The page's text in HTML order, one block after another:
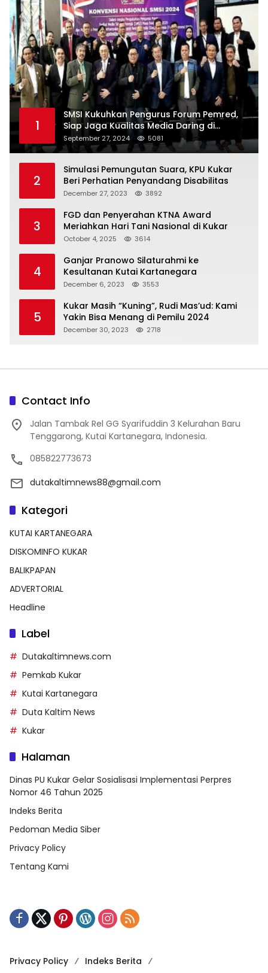
1
SMSI Kukuhkan Pengurus Forum Pemred,
Siap Jaga Kualitas Media Daring di
Indonesia
September 27, 2024 5081
2
Simulasi Pemungutan Suara, KPU Kukar
Beri Perhatian Penyandang Disabilitas
December 27, 2023 3892
3
FGD dan Penyerahan KTNA Award
Meriahkan Hari Tani Nasional di Kukar
October 4, 2025 3614
4
Ganjar Pranowo Silaturahmi ke
Kesultanan Kutai Kartanegara
December 6, 2023 3553
5
Kukar Masih “Kuning”, Rudi Mas’ud: Kami
Yakin Bisa Menang di Pemilu 2024
December 30, 2023 2718
Contact Info
Jalan Tambak Rel GG Syarifuddin 3 Kelurahan Baru
Tenggarong, Kutai Kartanegara, Indonesia.
085822773673
dutakaltimnews88@gmail.com
Kategori
KUTAI KARTANEGARA
DISKOMINFO KUKAR
BALIKPAPAN
ADVERTORIAL
Headline
Label
Dutakaltimnews.com
Pemkab Kukar
Kutai Kartanegara
Duta Kaltim News
Kukar
Halaman
Dinas PU Kukar Gelar Sosialisasi Implementasi Perpres
Nomor 46 Tahun 2025
Indeks Berita
Pedoman Media Siber
Privacy Policy
Tentang Kami
Privacy Policy
Indeks Berita